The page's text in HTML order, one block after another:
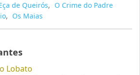
de Queirós, O Crime do Padre
, Os Maias
Lobato